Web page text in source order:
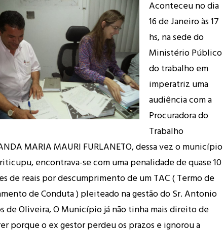
Aconteceu no dia
16 de Janeiro às 17
hs, na sede do
Ministério Público
do trabalho em
imperatriz uma
audiência com a
Procuradora do
Trabalho
MARIA MAURI FURLANETO, dessa vez o município
encontrava-se com uma penalidade de quase 10
de reais por descumprimento de um TAC ( Termo de
de Conduta ) pleiteado na gestão do Sr. Antonio
de Oliveira, O Município já não tinha mais direito de
porque o ex gestor perdeu os prazos e ignorou a